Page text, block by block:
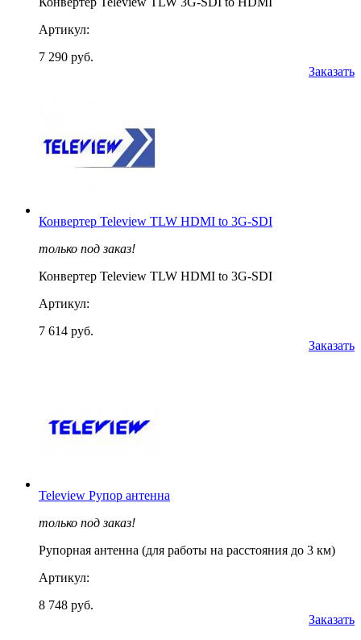
Артикул:
7 290 руб.
Заказать
Конвертер Teleview TLW HDMI to 3G-SDI
только под заказ!
Конвертер Teleview TLW HDMI to 3G-SDI
Артикул:
7 614 руб.
Заказать
Teleview Рупор антенна
только под заказ!
Рупорная антенна (для работы на расстояния до 3 км)
Артикул:
8 748 руб.
Заказать